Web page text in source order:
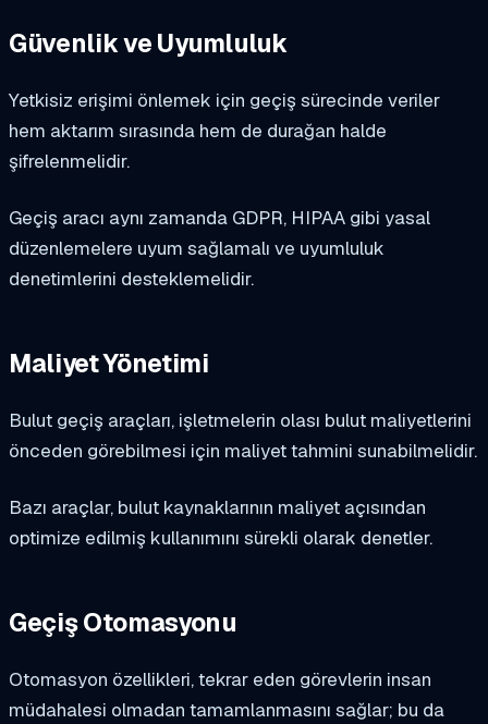
Güvenlik ve Uyumluluk
Yetkisiz erişimi önlemek için geçiş sürecinde veriler
hem aktarım sırasında hem de durağan halde
şifrelenmelidir.
Geçiş aracı aynı zamanda GDPR, HIPAA gibi yasal
düzenlemelere uyum sağlamalı ve uyumluluk
denetimlerini desteklemelidir.
Maliyet Yönetimi
Bulut geçiş araçları, işletmelerin olası bulut maliyetlerini
önceden görebilmesi için maliyet tahmini sunabilmelidir.
Bazı araçlar, bulut kaynaklarının maliyet açısından
optimize edilmiş kullanımını sürekli olarak denetler.
Geçiş Otomasyonu
Otomasyon özellikleri, tekrar eden görevlerin insan
müdahalesi olmadan tamamlanmasını sağlar; bu da